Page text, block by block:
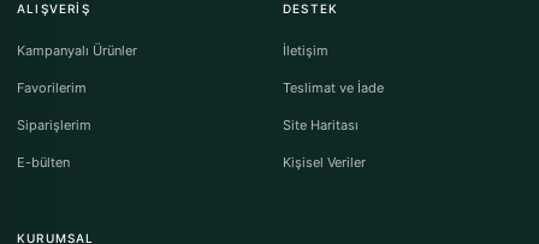
ALIŞVERIŞ
Kampanyalı Ürünler
Favorilerim
Siparişlerim
E-bülten
DESTEK
İletişim
Teslimat ve İade
Site Haritası
Kişisel Veriler
KURUMSAL